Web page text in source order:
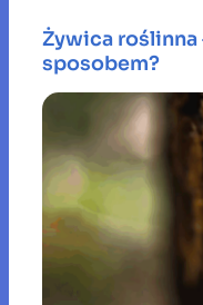
Żywica roślinna
sposobem?